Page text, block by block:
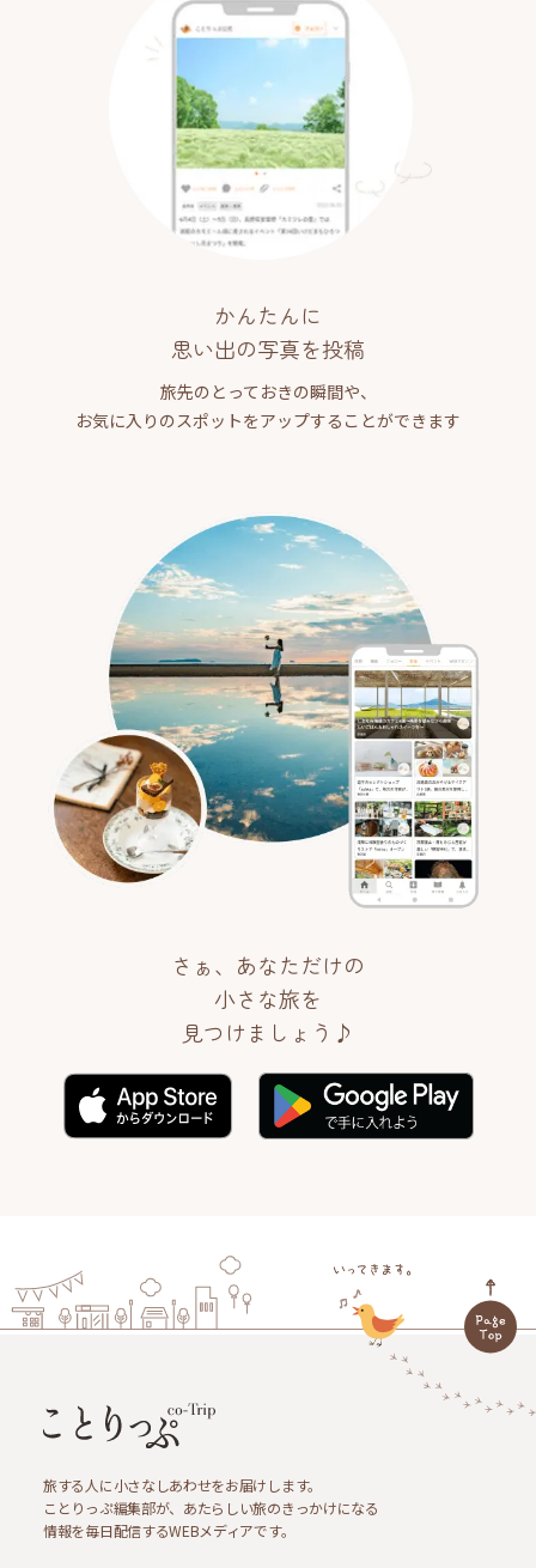
かんたんに
思い出の写真を投稿
旅先のとっておきの瞬間や、
お気に入りのスポットをアップすることができます
さぁ、あなただけの
小さな旅を
見つけましょう♪
旅する人に小さなしあわせをお届けします。
ことりっぷ編集部が、あたらしい旅のきっかけになる
情報を毎日配信するWEBメディアです。